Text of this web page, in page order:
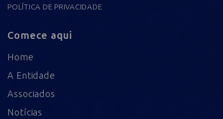
POLÍTICA DE PRIVACIDADE
Comece aqui
Home
A Entidade
Associados
Notícias